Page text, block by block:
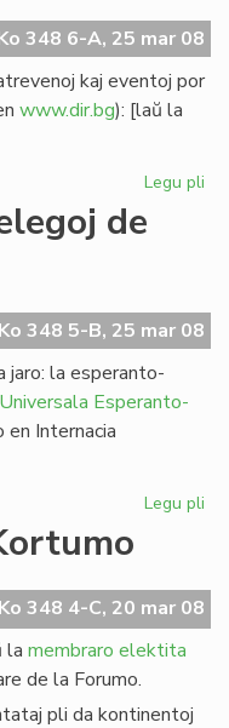
348 6-A, 25 mar 08
kaj eventoj por
www.dir.bg): [laŭ la
Legu pli
de
348 5-B, 25 mar 08
jaro: la esperanto-
Universala Esperanto-
Internacia
Legu pli
348 4-C, 20 mar 08
la membraro elektita
de la Forumo.
pli da kontinentoj